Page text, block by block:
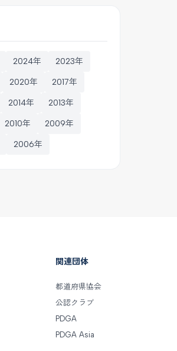
2024年 2023年
2020年 2017年
2014年 2013年
2010年 2009年
2006年
関連団体
都道府県協会
公認クラブ
PDGA
PDGA Asia